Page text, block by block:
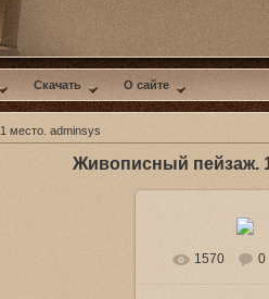
Скачать О сайте
место. adminsys
Живописный пейзаж.
В
1570 0